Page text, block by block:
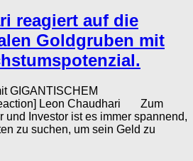
reagiert auf die
Goldgruben mit
GIGANTISCHEM
Leon Chaudhari Zum
Investor ist es immer spannend,
zu suchen, um sein Geld zu